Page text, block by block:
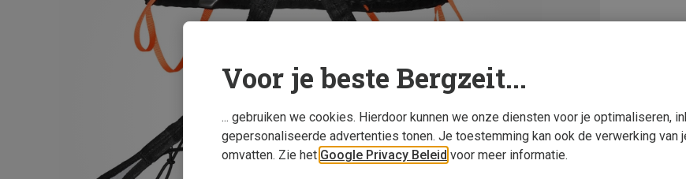
Voor je beste Bergzeit...
... gebruiken we cookies. Hierdoor kunnen we onze diensten voor je optimaliseren,
gepersonaliseerde advertenties tonen. Je toestemming kan ook de verwerking van
omvatten. Zie het Google Privacy Beleid voor meer informatie.